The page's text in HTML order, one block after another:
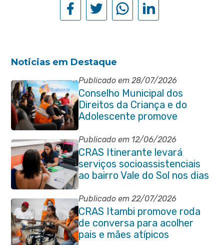
Noticias em Destaque
Publicado em 28/07/2026
Conselho Municipal dos
Direitos da Criança e do
Adolescente promove
reunião de alinhamento com
órgãos públicos
Publicado em 12/06/2026
CRAS Itinerante levará
serviços socioassistenciais
ao bairro Vale do Sol nos dias
15 e 16 de junho e Vila
Gabriela 18 de junho
Publicado em 22/07/2026
CRAS Itambi promove roda
de conversa para acolher
pais e mães atípicos